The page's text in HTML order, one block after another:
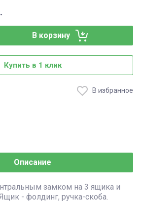
В корзину
Купить в 1 клик
В избранное
Описание
замком на 3 ящика и
- фолдинг, ручка-скоба.